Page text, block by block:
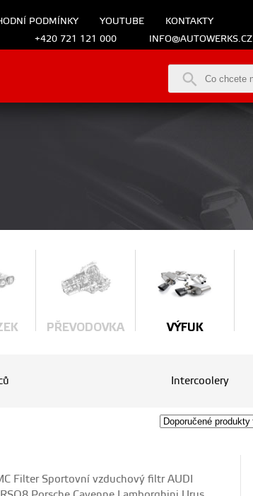
PODMÍNKY YOUTUBE
KONTAKTY
+420 721 121 000
INFO@AUTOWERKS.CZ
PŘEVODOVKA VÝFUK
Intercoolery
Filter Sportovní vzduchový filtr AUDI